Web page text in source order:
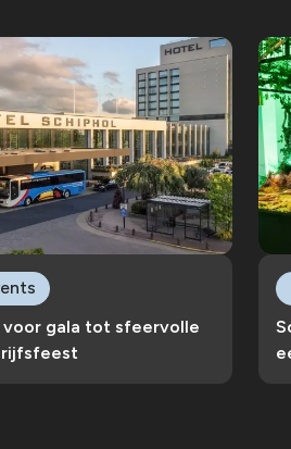
voor gala tot sfeervolle